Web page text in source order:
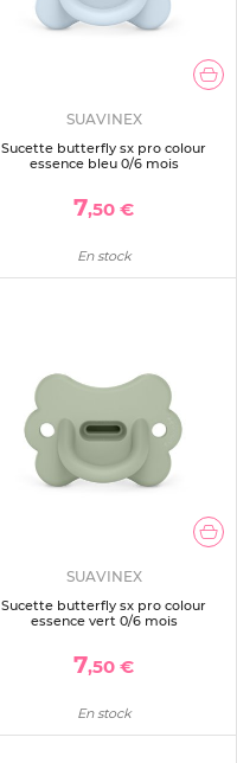
SUAVINEX
Sucette butterfly sx pro colour
essence bleu 0/6 mois
7,50 €
En stock
SUAVINEX
Sucette butterfly sx pro colour
essence vert 0/6 mois
7,50 €
En stock